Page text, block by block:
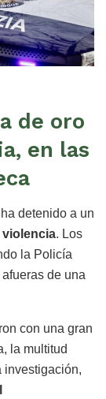
de oro
en las
ha detenido a un
. Los
la Policía
de una
con una gran
la multitud
investigación,